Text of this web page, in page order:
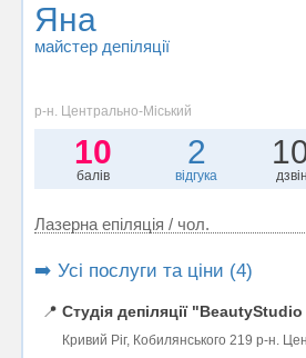
Яна
майстер депіляції
р-н. Центрально-Міський
10
балів
2
відгука
Лазерна епіляція / чол.
➡️ Усі послуги та ціни (4)
📍 Студія депіляції
Кривий Ріг, Кобилянського 219 р-н.